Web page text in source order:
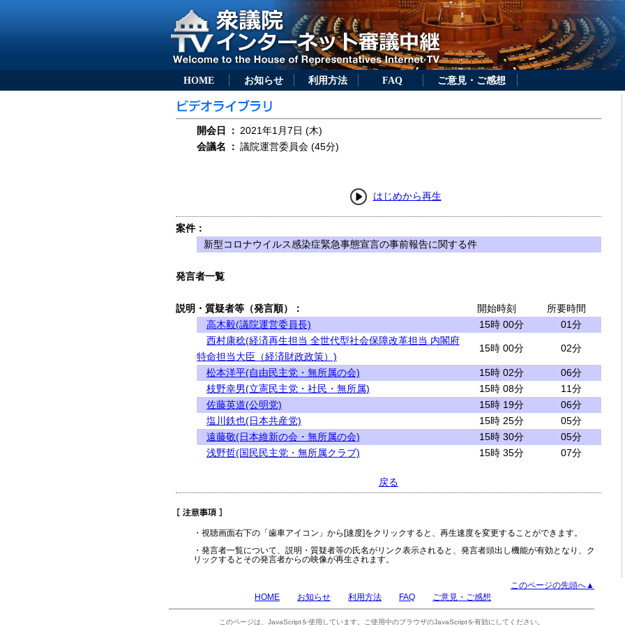
HOME お知らせ 利用方法 FAQ ご意見・ご感想
開会日 ： 2021年1月7日 (木)
会議名
： 議院運営委員会 (45分)
はじめから再生
案件：
新型コロナウイルス感染症緊急事態宣言の事前報告に関する件
発言者一覧
説明・質疑者等（発言順）： 開始時刻
所要時間
高木毅(議院運営委員長)
15時 00分
01分
西村康稔(経済再生担当 全世代型社会保障改革担当 内閣府
特命担当大臣（経済財政政策）)
15時 00分 02分
松本洋平(自由民主党・無所属の会) 15時 02分
06分
枝野幸男(立憲民主党・社民・無所属)
15時 08分
11分
佐藤英道(公明党)
15時 19分
06分
塩川鉄也(日本共産党)
15時 25分
05分
遠藤敬(日本維新の会・無所属の会)
15時 30分
05分
浅野哲(国民民主党・無所属クラブ)
15時 35分 07分
戻る
・視聴画面右下の「歯車アイコン」から[速度]をクリックすると、再生速度を変更することができます。
・発言者一覧について、説明・質疑者等の氏名がリンク表示されると、発言者頭出し機能が有効となり、ク
リックするとその発言者からの映像が再生されます。
このページの先頭へ▲
HOME
お知らせ 利用方法 FAQ ご意見・ご感想
このページは、JavaScriptを使用しています。ご使用中のブラウザのJavaScriptを有効にしてください。